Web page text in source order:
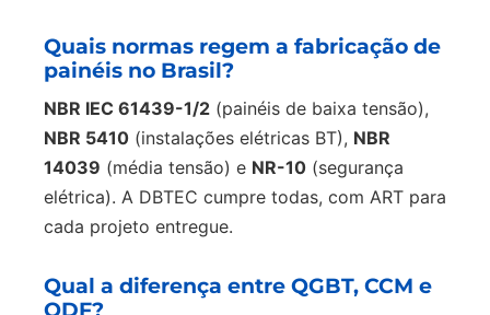
Quais normas regem a fabricação de
painéis no Brasil?
NBR IEC 61439-1/2 (painéis de baixa tensão),
NBR 5410 (instalações elétricas BT), NBR
14039 (média tensão) e NR-10 (segurança
elétrica). A DBTEC cumpre todas, com ART para
cada projeto entregue.
Qual a diferença entre QGBT, CCM e